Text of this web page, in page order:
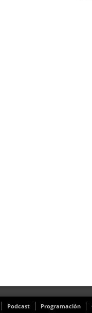
Podcast Programación